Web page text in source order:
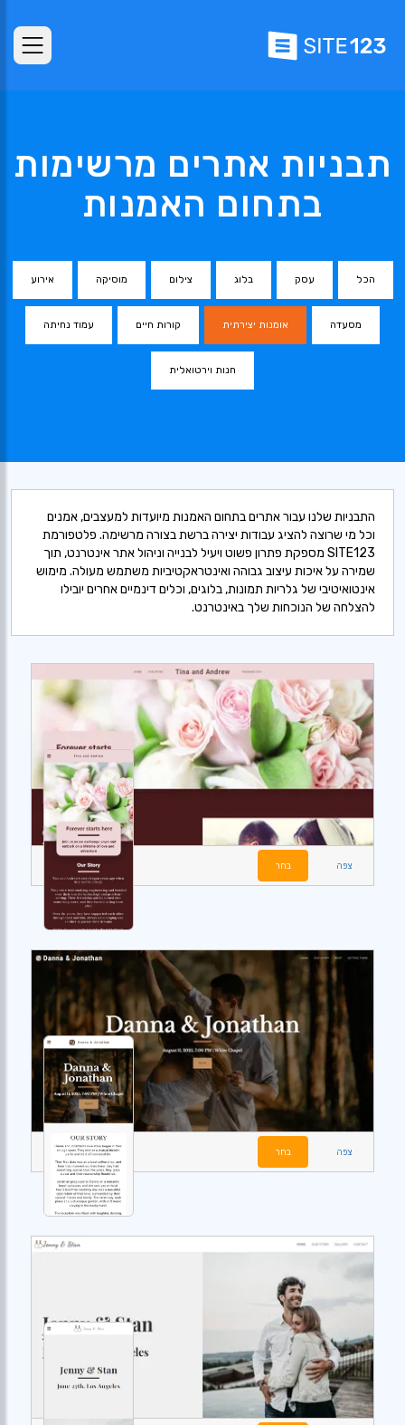
תבניות אתרים מרשימות
בתחום האמנות
הכל עסק בלוג צילום מוסיקה אירוע
מסעדה אומנות יצירתית קורות חיים עמוד נחיתה
חנות וירטואלית
התבניות שלנו עבור אתרים בתחום האמנות מיועדות למעצבים, אמנים
וכל מי שרוצה להציג עבודות יצירה ברשת בצורה מרשימה. פלטפורמת
SITE123 מספקת פתרון פשוט ויעיל לבנייה וניהול אתר אינטרנט, תוך
שמירה על איכות עיצוב גבוהה ואינטראקטיביות משתמש מעולה. מימוש
אינטואיטיבי של גלריות תמונות, בלוגים, וכלים דינמיים אחרים יובילו
להצלחה של הנוכחות שלך באינטרנט.
צפה בחר
צפה בחר